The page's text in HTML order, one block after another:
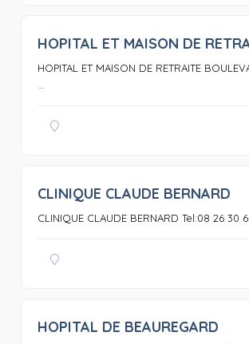
HOPITAL ET MAISON DE
HOPITAL ET MAISON DE RETRAITE
CLINIQUE CLAUDE BERNARD
CLINIQUE CLAUDE BERNARD Tel:08 26 30
HOPITAL DE BEAUREGARD